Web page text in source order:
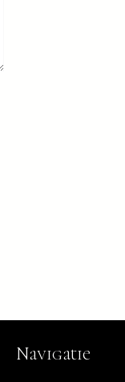
Navigatie